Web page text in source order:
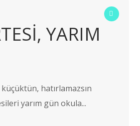
YARIM
küçüktün, hatırlamazsın
yarım gün okula...